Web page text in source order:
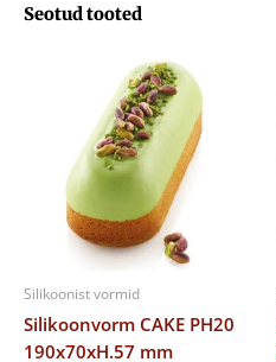
Seotud tooted
Silikoonist vormid
Silikoonvorm CAKE PH20
190x70xH.57 mm